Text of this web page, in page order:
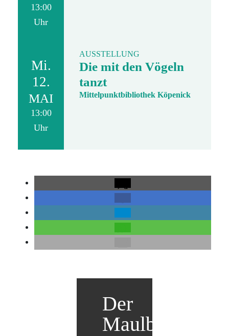
13:00
Uhr
Mi.
12.
MAI
13:00
Uhr
AUSSTELLUNG
Die mit den Vögeln
tanzt
Mittelpunktbibliothek Köpenick
Der
Maulbär